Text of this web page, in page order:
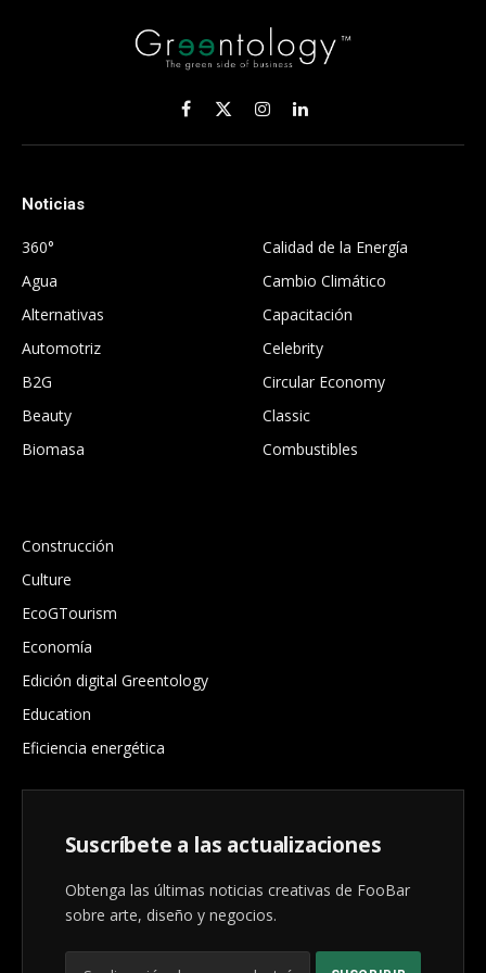
Facebook
X
(Twitter)
InstagramLinkedIn
Noticias
360°
Agua
Alternativas
Automotriz
B2G
Beauty
Biomasa
Calidad de la Energía
Cambio Climático
Capacitación
Celebrity
Circular Economy
Classic
Combustibles
Construcción
Culture
EcoGTourism
Economía
Edición digital Greentology
Education
Eficiencia energética
Suscríbete a las actualizaciones
Obtenga las últimas noticias creativas de FooBar
sobre arte, diseño y negocios.